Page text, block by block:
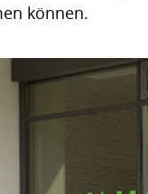
können.